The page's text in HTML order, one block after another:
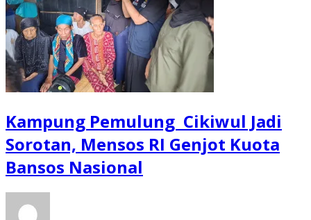
Kampung Pemulung Cikiwul Jadi
Sorotan, Mensos RI Genjot Kuota
Bansos Nasional